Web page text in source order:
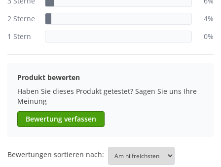
2 Sterne
4%
1 Stern
0%
Produkt bewerten
Haben Sie dieses Produkt getestet? Sagen Sie uns Ihre
Meinung
Bewertung verfassen
Bewertungen sortieren nach: